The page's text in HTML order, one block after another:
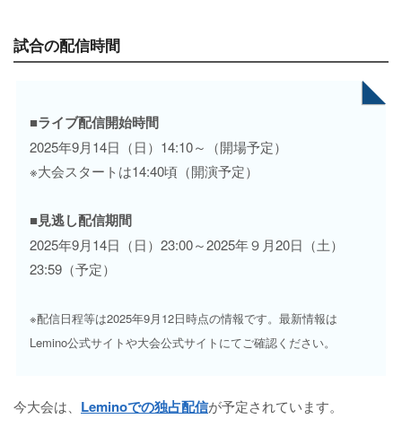
試合の配信時間
■ライブ配信開始時間
2025年9月14日（日）14:10～（開場予定）
※大会スタートは14:40頃（開演予定）
■見逃し配信期間
2025年9月14日（日）23:00～2025年９月20日（土）
23:59（予定）
※配信日程等は2025年9月12日時点の情報です。最新情報は
Lemino公式サイトや大会公式サイトにてご確認ください。
今大会は、 Leminoでの独占配信が予定されています。